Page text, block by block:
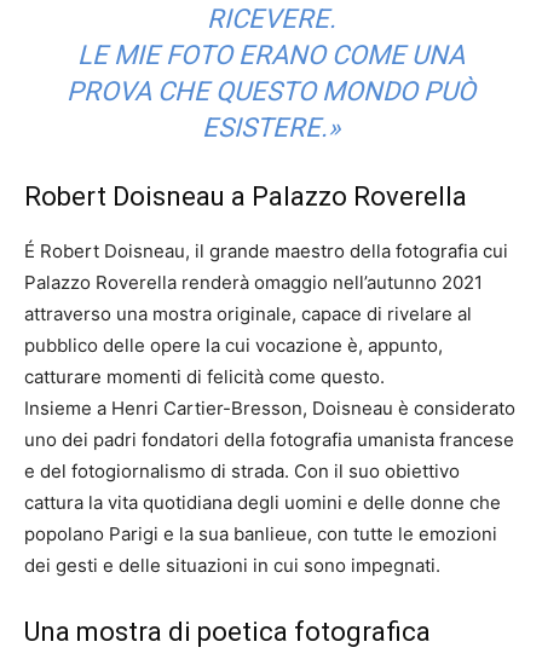
RICEVERE.
LE MIE FOTO ERANO COME UNA
PROVA CHE QUESTO MONDO PUÒ
ESISTERE.»
Robert Doisneau a Palazzo Roverella
É Robert Doisneau, il grande maestro della fotografia cui
Palazzo Roverella renderà omaggio nell’autunno 2021
attraverso una mostra originale, capace di rivelare al
pubblico delle opere la cui vocazione è, appunto,
catturare momenti di felicità come questo.
Insieme a Henri Cartier-Bresson, Doisneau è considerato
uno dei padri fondatori della fotografia umanista francese
e del fotogiornalismo di strada. Con il suo obiettivo
cattura la vita quotidiana degli uomini e delle donne che
popolano Parigi e la sua banlieue, con tutte le emozioni
dei gesti e delle situazioni in cui sono impegnati.
Una mostra di poetica fotografica